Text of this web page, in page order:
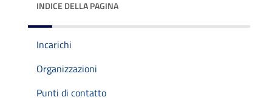
INDICE DELLA PAGINA
Incarichi
Organizzazioni
Punti di contatto